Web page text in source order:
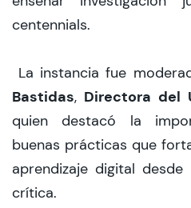
centennials.
La instancia fue
Bastidas, Directora del
quien destacó la
buenas prácticas que
aprendizaje digital
crítica.